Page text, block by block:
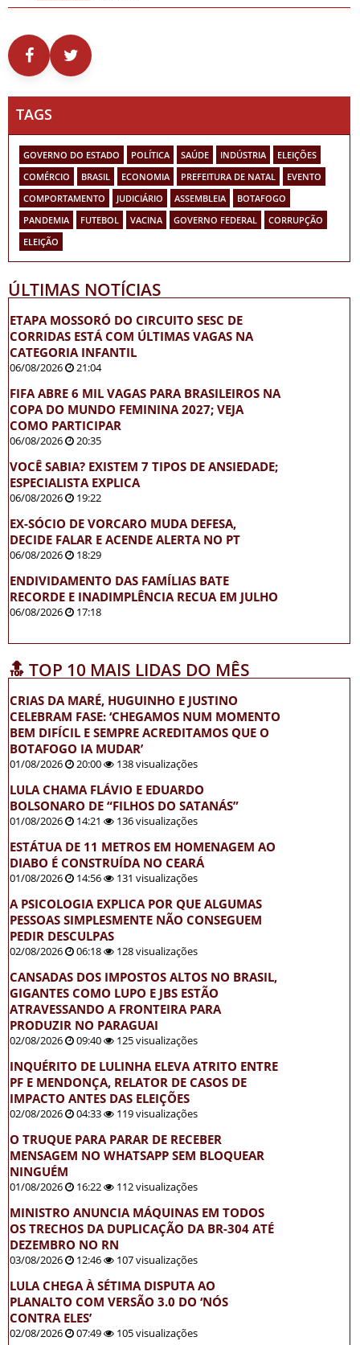
TAGS
GOVERNO DO ESTADO POLÍTICA SAÚDE INDÚSTRIA
ELEIÇÕES
COMÉRCIO
BRASIL ECONOMIA PREFEITURA DE NATAL
EVENTO
COMPORTAMENTO
JUDICIÁRIO ASSEMBLEIA
BOTAFOGO
PANDEMIA
FUTEBOL VACINA GOVERNO FEDERAL
CORRUPÇÃO
ELEIÇÃO
ÚLTIMAS NOTÍCIAS
ETAPA MOSSORÓ DO CIRCUITO SESC DE
CORRIDAS ESTÁ COM ÚLTIMAS VAGAS NA
CATEGORIA INFANTIL
06/08/2026 21:04
FIFA ABRE 6 MIL VAGAS PARA BRASILEIROS NA
COPA DO MUNDO FEMININA 2027; VEJA
COMO PARTICIPAR
06/08/2026 20:35
VOCÊ SABIA? EXISTEM 7 TIPOS DE ANSIEDADE;
ESPECIALISTA EXPLICA
06/08/2026 19:22
EX-SÓCIO DE VORCARO MUDA DEFESA,
DECIDE FALAR E ACENDE ALERTA NO PT
06/08/2026 18:29
ENDIVIDAMENTO DAS FAMÍLIAS BATE
RECORDE E INADIMPLÊNCIA RECUA EM JULHO
06/08/2026 17:18
🔝 TOP 10 MAIS LIDAS DO MÊS
CRIAS DA MARÉ, HUGUINHO E JUSTINO
CELEBRAM FASE: ‘CHEGAMOS NUM MOMENTO
BEM DIFÍCIL E SEMPRE ACREDITAMOS QUE O
BOTAFOGO IA MUDAR’
01/08/2026 20:00 138 visualizações
LULA CHAMA FLÁVIO E EDUARDO
BOLSONARO DE “FILHOS DO SATANÁS”
01/08/2026 14:21 136 visualizações
ESTÁTUA DE 11 METROS EM HOMENAGEM AO
DIABO É CONSTRUÍDA NO CEARÁ
01/08/2026 14:56 131 visualizações
A PSICOLOGIA EXPLICA POR QUE ALGUMAS
PESSOAS SIMPLESMENTE NÃO CONSEGUEM
PEDIR DESCULPAS
02/08/2026 06:18 128 visualizações
CANSADAS DOS IMPOSTOS ALTOS NO BRASIL,
GIGANTES COMO LUPO E JBS ESTÃO
ATRAVESSANDO A FRONTEIRA PARA
PRODUZIR NO PARAGUAI
02/08/2026 09:40 125 visualizações
INQUÉRITO DE LULINHA ELEVA ATRITO ENTRE
PF E MENDONÇA, RELATOR DE CASOS DE
IMPACTO ANTES DAS ELEIÇÕES
02/08/2026 04:33 119 visualizações
O TRUQUE PARA PARAR DE RECEBER
MENSAGEM NO WHATSAPP SEM BLOQUEAR
NINGUÉM
01/08/2026 16:22 112 visualizações
MINISTRO ANUNCIA MÁQUINAS EM TODOS
OS TRECHOS DA DUPLICAÇÃO DA BR-304 ATÉ
DEZEMBRO NO RN
03/08/2026 12:46 107 visualizações
LULA CHEGA À SÉTIMA DISPUTA AO
PLANALTO COM VERSÃO 3.0 DO ‘NÓS
CONTRA ELES’
02/08/2026 07:49 105 visualizações